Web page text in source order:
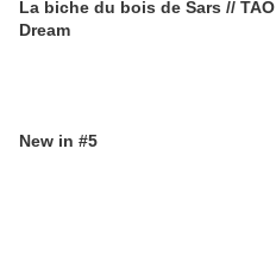
La biche du bois de Sars // TAO
Dream
New in #5